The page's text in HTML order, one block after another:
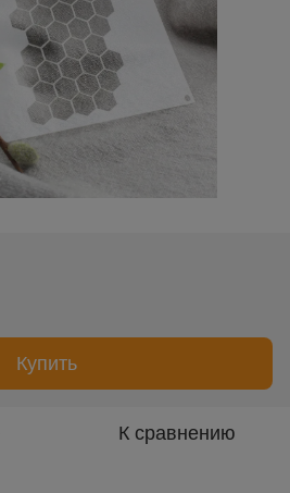
Купить
К сравнению